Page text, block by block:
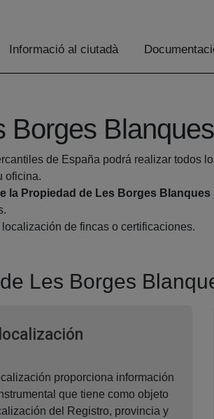
Informació al ciutadà
Borges Blanques
de España podrá realizar todos
oficina.
la Propiedad de Les Borges Blanques
de fincas o certificaciones.
Les Borges
Ventana nueva
proporciona información
que tiene como objeto
del Registro, provincia y